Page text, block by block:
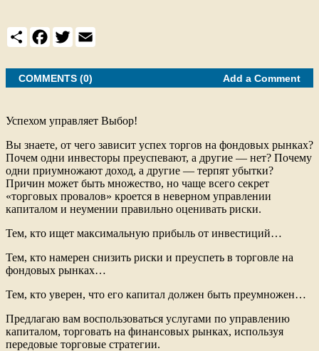
S
h
r
F
a
e
b
o
T
w
t
t
e
E
m
i
l
COMMENTS (0) Add a Comment
Успехом управляет Выбор!
Вы знаете, от чего зависит успех торгов на фондовых рынках?
Почем одни инвесторы преуспевают, а другие — нет? Почему
одни приумножают доход, а другие — терпят убытки?
Причин может быть множество, но чаще всего секрет
«торговых провалов» кроется в неверном управлении
капиталом и неумении правильно оценивать риски.
Тем, кто ищет максимальную прибыль от инвестиций…
Тем, кто намерен снизить риски и преуспеть в торговле на
фондовых рынках…
Тем, кто уверен, что его капитал должен быть преумножен…
Предлагаю вам воспользоваться услугами по управлению
капиталом, торговать на финансовых рынках, используя
передовые торговые стратегии.